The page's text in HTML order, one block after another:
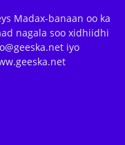
Madax-banaan oo ka
nagala soo xidhiidhi
iyo